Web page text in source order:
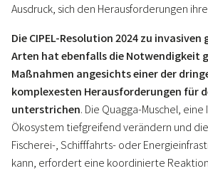
Ausdruck, sich den Herausforderungen
Die CIPEL-Resolution 2024 zu
Arten hat ebenfalls die Notwendigkeit
Maßnahmen angesichts einer der
komplexesten Herausforderungen für
unterstrichen. Die Quagga-Muschel,
Ökosystem tiefgreifend verändern und die
Fischerei-, Schifffahrts- oder
kann, erfordert eine koordinierte